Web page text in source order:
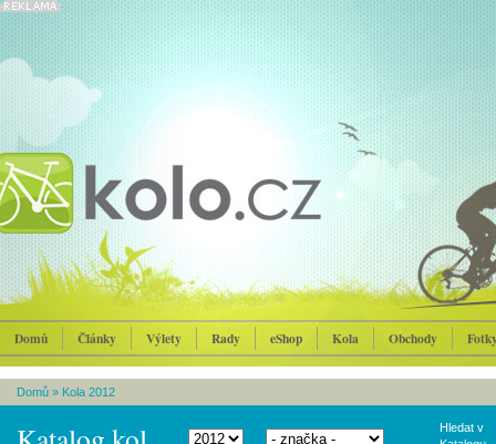
Domů Články Výlety Rady eShop Kola Obchody
Domů » Kola 2012
Hledat v